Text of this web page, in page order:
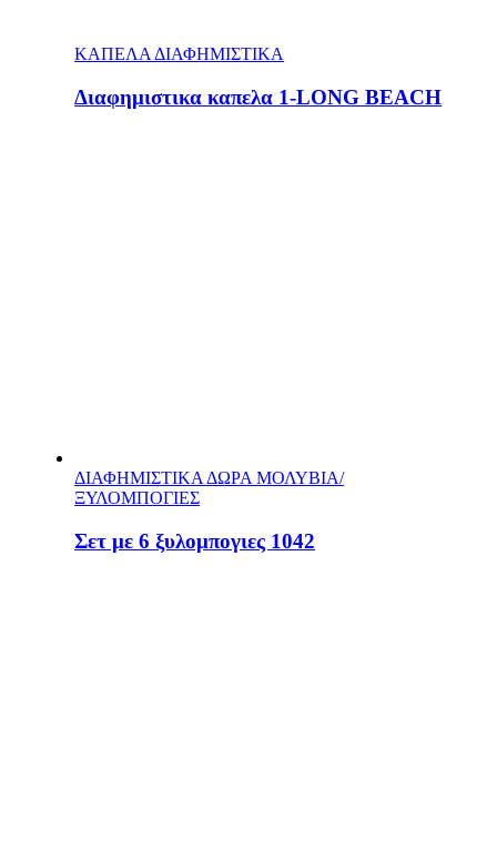
ΚΑΠΕΛΑ ΔΙΑΦΗΜΙΣΤΙΚΑ
Διαφημιστικα καπελα 1-LONG BEACH
ΔΙΑΦΗΜΙΣΤΙΚΑ ΔΩΡΑ ΜΟΛΥΒΙΑ/
ΞΥΛΟΜΠΟΓΙΕΣ
Σετ με 6 ξυλομπογιες 1042